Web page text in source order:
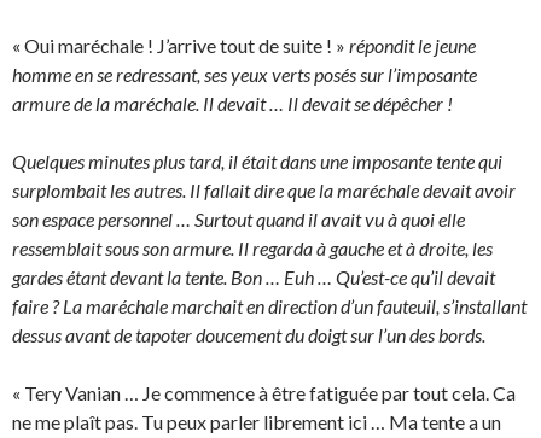
« Oui maréchale ! J’arrive tout de suite ! » répondit le jeune
homme en se redressant, ses yeux verts posés sur l’imposante
armure de la maréchale. Il devait … Il devait se dépêcher !
Quelques minutes plus tard, il était dans une imposante tente qui
surplombait les autres. Il fallait dire que la maréchale devait avoir
son espace personnel … Surtout quand il avait vu à quoi elle
ressemblait sous son armure. Il regarda à gauche et à droite, les
gardes étant devant la tente. Bon … Euh … Qu’est-ce qu’il devait
faire ? La maréchale marchait en direction d’un fauteuil, s’installant
dessus avant de tapoter doucement du doigt sur l’un des bords.
« Tery Vanian … Je commence à être fatiguée par tout cela. Ca
ne me plaît pas. Tu peux parler librement ici … Ma tente a un